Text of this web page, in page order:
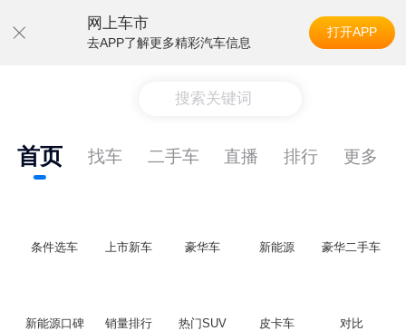
网上车市
去APP了解更多精彩汽车信息
打开APP
搜索关键词
首页 找车 二手车 直播 排行 更多
条件选车 上市新车 豪华车 新能源 豪华二手车
新能源口碑 销量排行 热门SUV 皮卡车 对比